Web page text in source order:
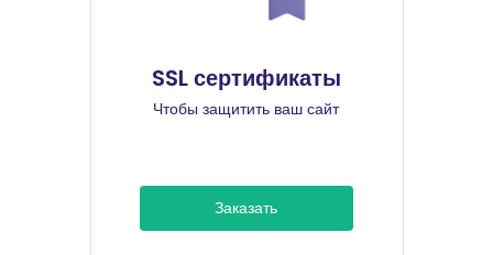
SSL сертификаты
Чтобы защитить ваш сайт
Заказать